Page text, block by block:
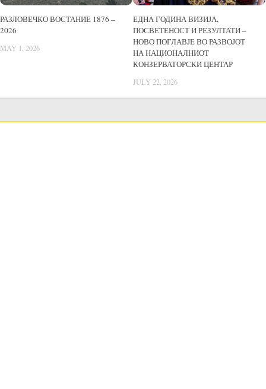
РАЗЛОВЕЧКО ВОСТАНИЕ 1876 –
2026
MAY 1, 2026
ЕДНА ГОДИНА ВИЗИЈА,
ПОСВЕТЕНОСТ И РЕЗУЛТАТИ –
НОВО ПОГЛАВЈЕ ВО РАЗВОЈОТ
НА НАЦИОНАЛНИОТ
КОНЗЕРВАТОРСКИ ЦЕНТАР
JULY 22, 2026